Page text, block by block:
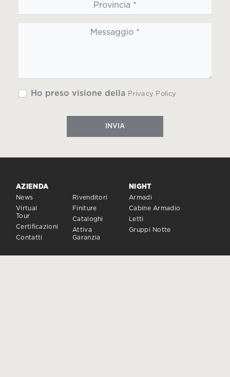
Ho preso visione della Privacy Policy
INVIA
AZIENDA
News
Virtual
Tour
Certificazioni
Contatti
Rivenditori
Finiture
Cataloghi
Attiva
Garanzia
NIGHT
Armadi
Cabine Armadio
Letti
Gruppi Notte